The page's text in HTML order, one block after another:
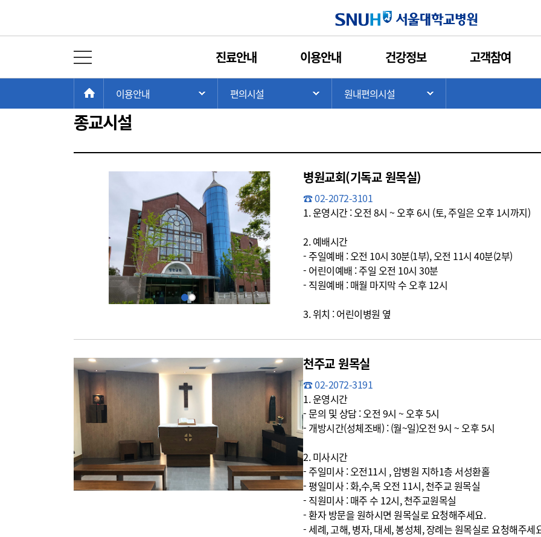
진료안내 이용안내 건강정보 고객참여
위
치:
HOME
이용안내 주 메뉴 목록 열기
편의시설 서브 메뉴 목록 열기
원내편의시설
매점 / 마트 종교시설 금융 / 우체국 기타
종교시설
병원교회(기독교 원목실)
☎ 02-2072-3101
1. 운영시간 : 오전 8시 ~ 오후 6시 (토, 주일은 오후 1시까지)
2. 예배시간
- 주일예배 : 오전 10시 30분(1부), 오전 11시 40분(2부)
- 어린이예배 : 주일 오전 10시 30분
- 직원예배 : 매월 마지막 수 오후 12시
3. 위치 : 어린이병원 옆
천주교 원목실
☎ 02-2072-3191
1. 운영시간
- 문의 및 상담 : 오전 9시 ~ 오후 5시
- 개방시간(성체조배) : (월~일)오전 9시 ~ 오후 5시
2. 미사시간
- 주일미사 : 오전11시 , 암병원 지하1층 서성환홀
- 평일미사 : 화,수,목 오전 11시, 천주교 원목실
- 직원미사 : 매주 수 12시, 천주교원목실
- 환자 방문을 원하시면 원목실로 요청해주세요.
- 세례, 고해, 병자, 대세, 봉성체, 장례는 원목실로 요청해주세